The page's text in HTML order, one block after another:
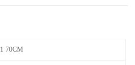
1 70CM